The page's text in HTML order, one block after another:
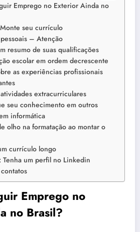
Emprego no Exterior Ainda no
seu currículo
– Atenção
resumo de suas qualificações
escolar em ordem decrescente
as experiências profissionais
extracurriculares
seu conhecimento em outros
informática
olho na formatação ao montar o
currículo longo
Tenha um perfil no Linkedin
Emprego no
no Brasil?